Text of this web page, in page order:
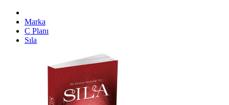
Marka
C Planı
Sıla